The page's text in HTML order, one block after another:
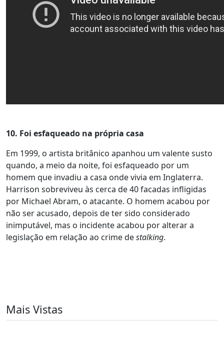
10. Foi esfaqueado na própria casa
Em 1999, o artista britânico apanhou um valente susto
quando, a meio da noite, foi esfaqueado por um
homem que invadiu a casa onde vivia em Inglaterra.
Harrison sobreviveu às cerca de 40 facadas infligidas
por Michael Abram, o atacante. O homem acabou por
não ser acusado, depois de ter sido considerado
inimputável, mas o incidente acabou por alterar a
legislação em relação ao crime destalking.
Mais Vistas